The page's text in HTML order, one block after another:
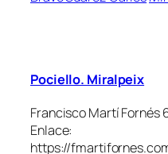
Pociello. Miralpeix
Francisco Martí Fornés
Enlace:
https://